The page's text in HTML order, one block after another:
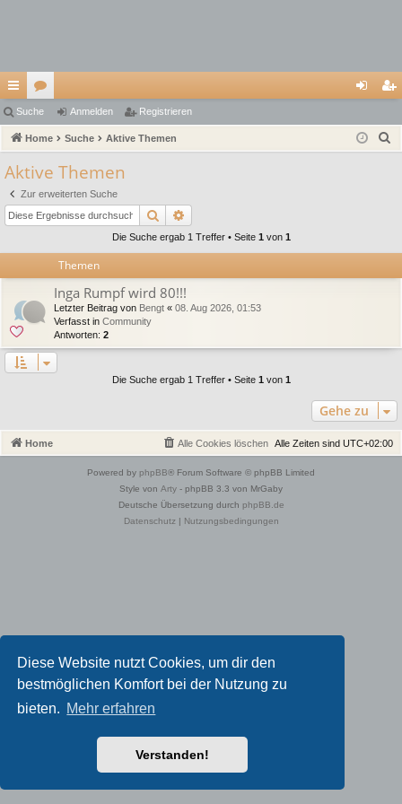
Diese Website nutzt Cookies, um dir den
bestmöglichen Komfort bei der Nutzung zu
bieten. Mehr erfahren
Verstanden!
ch
ne
llz
ug
riff
or
en m ist
Suche Anmelden Registrieren
Home Suche Aktive Themen
Aktive Themen
Zur erweiterten Suche
Suche
Die Suche ergab 1 Treffer • Seite 1 von 1
Themen
Inga Rumpf wird 80!!!
Letzter Beitrag von Bengt « 08. Aug 2026, 01:53
Verfasst in Community
Antworten: 2
Die Suche ergab 1 Treffer • Seite 1 von 1
Gehe zu
Home Alle Zeiten sind UTC+02:00
Alle Cookies löschen
Powered by phpBB® Forum Software © phpBB Limited
Style von Arty - phpBB 3.3 von MrGaby
Deutsche Übersetzung durch phpBB.de
Datenschutz| Nutzungsbedingungen